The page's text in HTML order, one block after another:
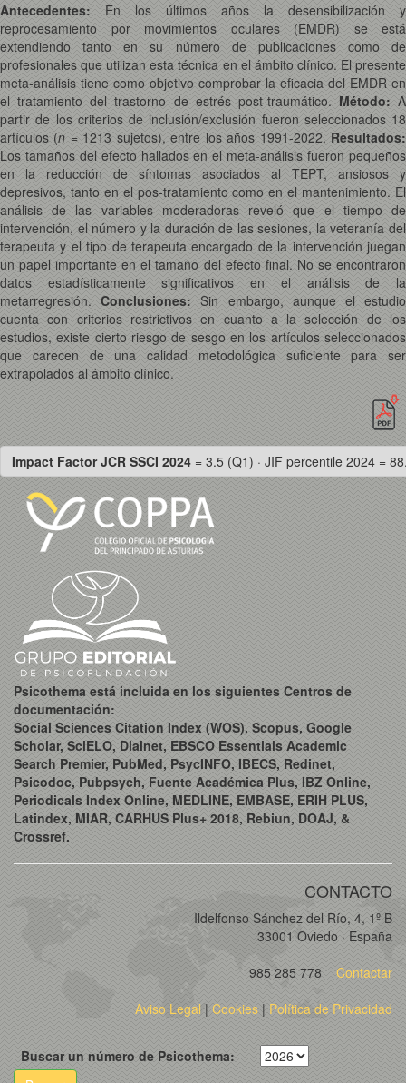
Antecedentes: En los últimos años la desensibilización y
reprocesamiento por movimientos oculares (EMDR) se está
extendiendo tanto en su número de publicaciones como de
profesionales que utilizan esta técnica en el ámbito clínico. El presente
meta-análisis tiene como objetivo comprobar la eficacia del EMDR en
el tratamiento del trastorno de estrés post-traumático. Método: A
partir de los criterios de inclusión/exclusión fueron seleccionados 18
artículos (n = 1213 sujetos), entre los años 1991-2022. Resultados:
Los tamaños del efecto hallados en el meta-análisis fueron pequeños
en la reducción de síntomas asociados al TEPT, ansiosos y
depresivos, tanto en el pos-tratamiento como en el mantenimiento. El
análisis de las variables moderadoras reveló que el tiempo de
intervención, el número y la duración de las sesiones, la veteranía del
terapeuta y el tipo de terapeuta encargado de la intervención juegan
un papel importante en el tamaño del efecto final. No se encontraron
datos estadísticamente significativos en el análisis de la
metarregresión.Conclusiones: Sin embargo, aunque el estudio
cuenta con criterios restrictivos en cuanto a la selección de los
estudios, existe cierto riesgo de sesgo en los artículos seleccionados
que carecen de una calidad metodológica suficiente para ser
extrapolados al ámbito clínico.
Impact Factor JCR SSCI 2024 = 3.5 (Q1) · JIF percentile 2024 =
Psicothema está incluida en los siguientes Centros de
documentación:
Social Sciences Citation Index (WOS), Scopus, Google
Scholar, SciELO, Dialnet, EBSCO Essentials Academic
Search Premier, PubMed, PsycINFO, IBECS, Redinet,
Psicodoc, Pubpsych, Fuente Académica Plus, IBZ Online,
Periodicals Index Online, MEDLINE, EMBASE, ERIH PLUS,
Latindex, MIAR, CARHUS Plus+ 2018, Rebiun, DOAJ, &
Crossref.
CONTACTO
Ildelfonso Sánchez del Río, 4, 1º B
33001 Oviedo · España
985 285 778
Contactar
Aviso Legal| Cookies | Política de Privacidad
Buscar un número de Psicothema: